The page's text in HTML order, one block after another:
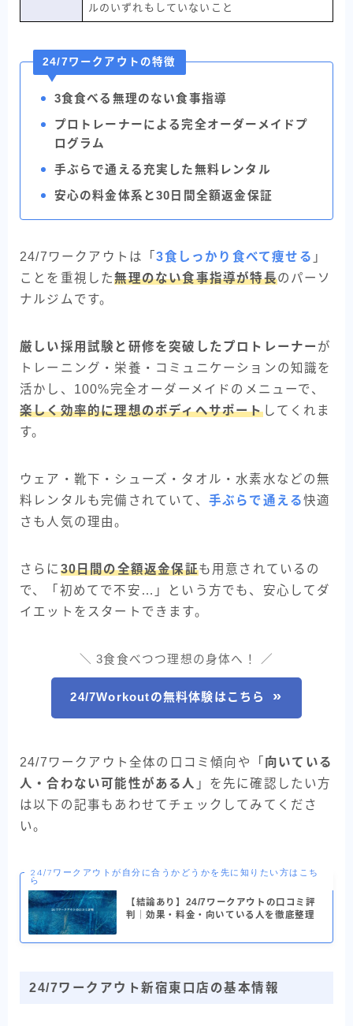
ルのいずれもしていないこと
24/7ワークアウトの特徴
3食食べる無理のない食事指導
プロトレーナーによる完全オーダーメイドプ
ログラム
手ぶらで通える充実した無料レンタル
安心の料金体系と30日間全額返金保証
24/7ワークアウトは「3食しっかり食べて痩せる 」
ことを重視した無理のない食事指導が特長のパーソ
ナルジムです。
厳しい採用試験と研修を突破したプロトレーナー が
トレーニング・栄養・コミュニケーションの知識を
活かし、100%完全オーダーメイドのメニューで、
楽しく効率的に理想のボディへサポートしてくれま
す。
ウェア・靴下・シューズ・タオル・水素水などの無
料レンタルも完備されていて、 手ぶらで通える快適
さも人気の理由。
さらに 30日間の全額返金保証も用意されているの
で、「初めてで不安…」という方でも、安心してダ
イエットをスタートできます。
＼ 3食食べつつ理想の身体へ！ ／
24/7Workoutの無料体験はこちら
24/7ワークアウト全体の口コミ傾向や「 向いている
人・合わない可能性がある人 」を先に確認したい方
は以下の記事もあわせてチェックしてみてくださ
い。
24/7ワークアウトが自分に合うかどうかを先に知りたい方はこち
ら
【結論あり】24/7ワークアウトの口コミ評
判｜効果・料金・向いている人を徹底整理
24/7ワークアウト新宿東口店の基本情報